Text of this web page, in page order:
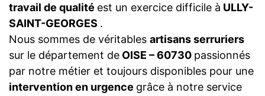
travail de qualité est un exercice difficile à ULLY-
SAINT-GEORGES .
Nous sommes de véritables artisans serruriers
sur le département de OISE – 60730 passionnés
par notre métier et toujours disponibles pour une
intervention en urgence grâce à notre service